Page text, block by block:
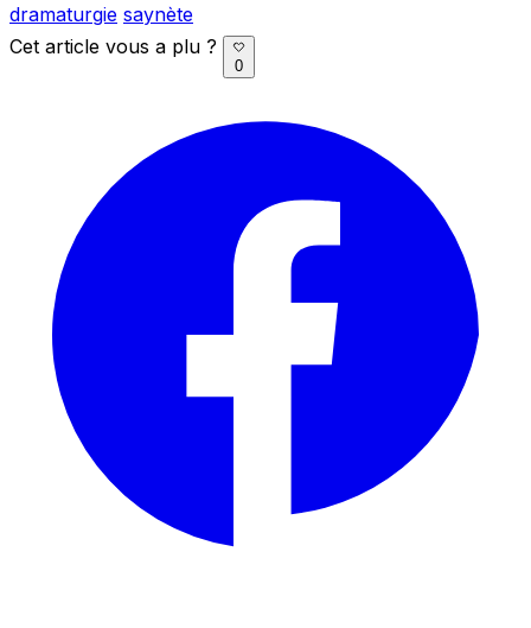
dramaturgie saynète
Cet article vous a plu ?
0